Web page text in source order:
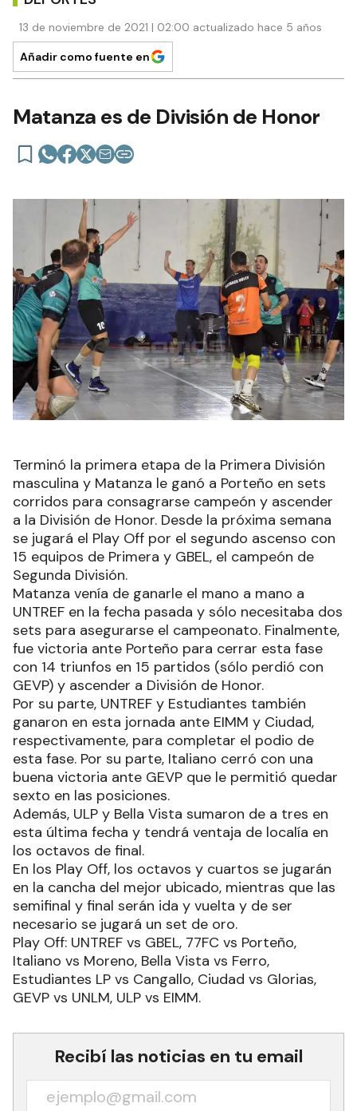
13 de noviembre de 2021 | 02:00 actualizado hace 5 años
Añadir como fuente en
Matanza es de División de Honor
Terminó la primera etapa de la Primera División
masculina y Matanza le ganó a Porteño en sets
corridos para consagrarse campeón y ascender
a la División de Honor. Desde la próxima semana
se jugará el Play Off por el segundo ascenso con
15 equipos de Primera y GBEL, el campeón de
Segunda División.
Matanza venía de ganarle el mano a mano a
UNTREF en la fecha pasada y sólo necesitaba dos
sets para asegurarse el campeonato. Finalmente,
fue victoria ante Porteño para cerrar esta fase
con 14 triunfos en 15 partidos (sólo perdió con
GEVP) y ascender a División de Honor.
Por su parte, UNTREF y Estudiantes también
ganaron en esta jornada ante EIMM y Ciudad,
respectivamente, para completar el podio de
esta fase. Por su parte, Italiano cerró con una
buena victoria ante GEVP que le permitió quedar
sexto en las posiciones.
Además, ULP y Bella Vista sumaron de a tres en
esta última fecha y tendrá ventaja de localía en
los octavos de final.
En los Play Off, los octavos y cuartos se jugarán
en la cancha del mejor ubicado, mientras que las
semifinal y final serán ida y vuelta y de ser
necesario se jugará un set de oro.
Play Off: UNTREF vs GBEL, 77FC vs Porteño,
Italiano vs Moreno, Bella Vista vs Ferro,
Estudiantes LP vs Cangallo, Ciudad vs Glorias,
GEVP vs UNLM, ULP vs EIMM.
Recibí las noticias en tu email